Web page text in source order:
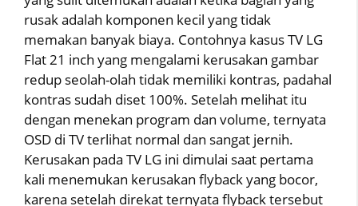
rusak adalah komponen kecil yang tidak
memakan banyak biaya. Contohnya kasus TV LG
Flat 21 inch yang mengalami kerusakan gambar
redup seolah-olah tidak memiliki kontras, padahal
kontras sudah diset 100%. Setelah melihat itu
dengan menekan program dan volume, ternyata
OSD di TV terlihat normal dan sangat jernih.
Kerusakan pada TV LG ini dimulai saat pertama
kali menemukan kerusakan flyback yang bocor,
karena setelah direkat ternyata flyback tersebut